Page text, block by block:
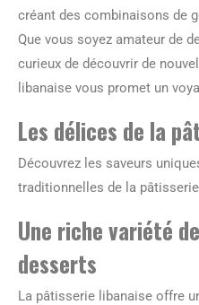
créant des combinaisons de
Que vous soyez amateur de
curieux de découvrir de
libanaise vous promet un
Les délices de la
Découvrez les saveurs
traditionnelles de la
Une riche variété
desserts
La pâtisserie libanaise offre